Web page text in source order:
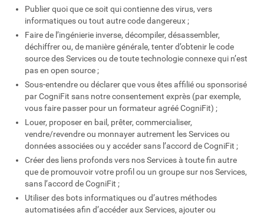
Publier quoi que ce soit qui contienne des virus, vers
informatiques ou tout autre code dangereux ;
Faire de l’ingénierie inverse, décompiler, désassembler,
déchiffrer ou, de manière générale, tenter d’obtenir le code
source des Services ou de toute technologie connexe qui n’est
pas en open source ;
Sous-entendre ou déclarer que vous êtes affilié ou sponsorisé
par CogniFit sans notre consentement exprès (par exemple,
vous faire passer pour un formateur agréé CogniFit) ;
Louer, proposer en bail, prêter, commercialiser,
vendre/revendre ou monnayer autrement les Services ou
données associées ou y accéder sans l’accord de CogniFit ;
Créer des liens profonds vers nos Services à toute fin autre
que de promouvoir votre profil ou un groupe sur nos Services,
sans l’accord de CogniFit ;
Utiliser des bots informatiques ou d’autres méthodes
automatisées afin d’accéder aux Services, ajouter ou